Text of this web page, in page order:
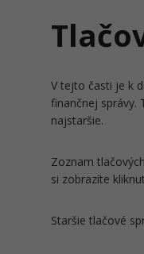
V tejto časti je k
finančnej správy.
najstaršie.
Zoznam
si zobrazíte
Staršie tlačové